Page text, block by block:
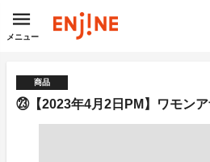
メニュー
商品
㉓【2023年4月2日PM】ワモン